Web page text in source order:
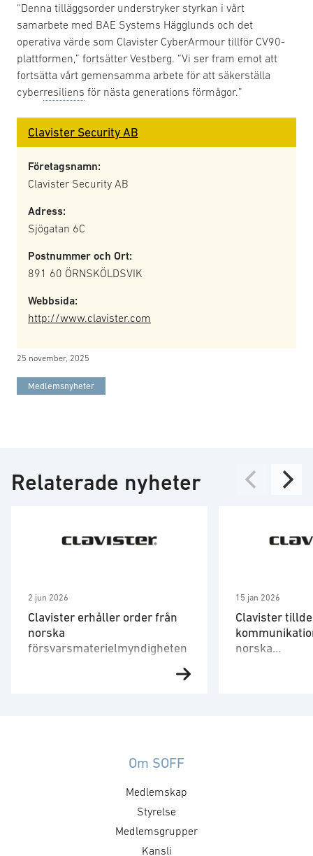
“Denna tilläggsorder understryker styrkan i vårt
samarbete med BAE Systems Hägglunds och det
operativa värde som Clavister CyberArmour tillför CV90-
plattformen,” fortsätter Vestberg. “Vi ser fram emot att
fortsätta vårt gemensamma arbete för att säkerställa
cyberresiliens för nästa generations förmågor.”
Clavister Security AB
Företagsnamn:
Clavister Security AB
Adress:
Sjögatan 6C
Postnummer och Ort:
891 60 ÖRNSKÖLDSVIK
Webbsida:
http://www.clavister.com
25 november, 2025
Medlemsnyheter
Relaterade nyheter
2 jun 2026
Clavister erhåller order från
norska
försvarsmaterielmyndigheten
Clavister, en ledande europeisk
Norwegian Defence Materiel
Agency (NDMA) till ett värde om
cirka 14 miljoner kronor. Ordern
15 jan 2026
Clavister
norska
Om SOFF
Medlemskap
Styrelse
Medlemsgrupper
Kansli